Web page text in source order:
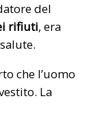
del
rifiuti, era
che l’uomo
La